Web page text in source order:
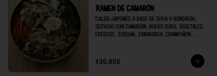
Ramen de camarón
Caldo japonés a base de soya y hondashi,
servido con camarón, huevo duro, vegetales
frescos, zuquini, zanahoria, champiñon,
$30.800